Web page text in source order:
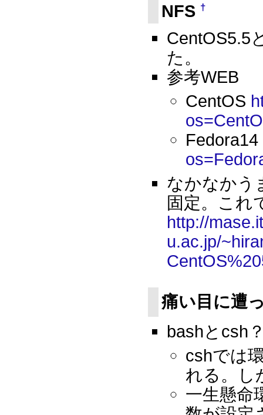
NFS †
CentOS5.5
た。
参考WEB
CentOS
Fedora14
なかなかう
固定。これ
http://
u.ac.jp/
痛い目に遭
bashとcsh
cshでは
れる。し
一生懸命